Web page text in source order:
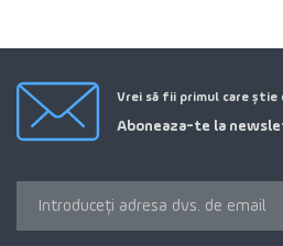
Vrei să fii primul care știe
Aboneaza-te la